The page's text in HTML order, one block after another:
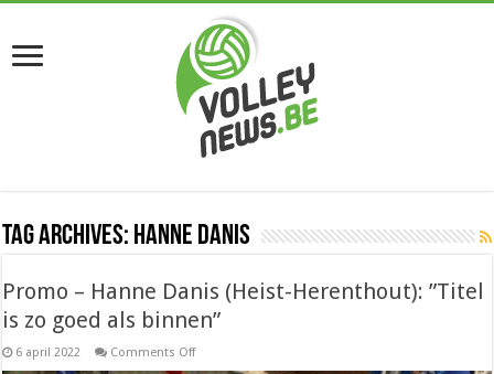
Tag Archives: Hanne Danis
Promo – Hanne Danis (Heist-Herenthout): ”Titel
is zo goed als binnen”
6 april 2022 Comments Offon